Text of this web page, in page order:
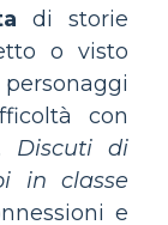
di storie
o visto
con
Discuti di
in classe
e